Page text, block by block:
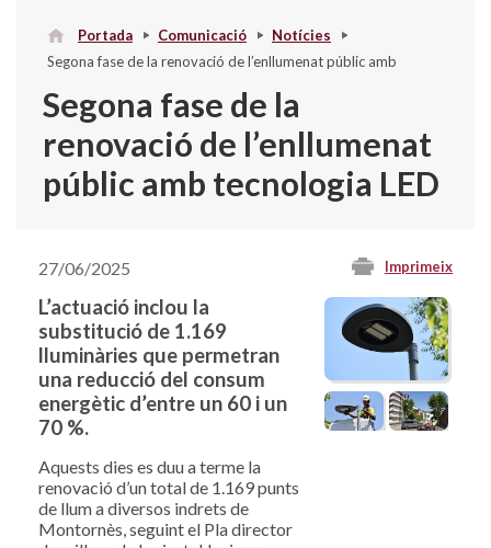
Portada Comunicació
Notícies
Segona fase de la renovació de l’enllumenat públic amb
Segona fase de la
renovació de l’enllumenat
públic amb tecnologia LED
Imprimeix
27/06/2025
L’actuació inclou la
substitució de 1.169
lluminàries que permetran
una reducció del consum
energètic d’entre un 60 i un
70 %.
Aquests dies es duu a terme la
renovació d’un total de 1.169 punts
de llum a diversos indrets de
Montornès, seguint el Pla director